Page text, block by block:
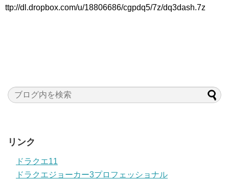
ttp://dl.dropbox.com/u/18806686/cgpdq5/7z/dq3dash.7z
リンク
ドラクエ11
ドラクエジョーカー3プロフェッショナル